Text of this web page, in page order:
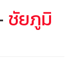
ชัยภูมิ